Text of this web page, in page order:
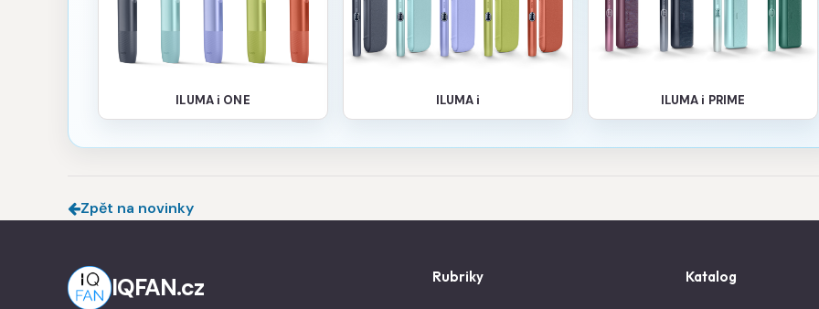
ILUMA i ONE ILUMA i ILUMA i PRIME
Zpět na novinky
IQFAN.cz Rubriky Katalog